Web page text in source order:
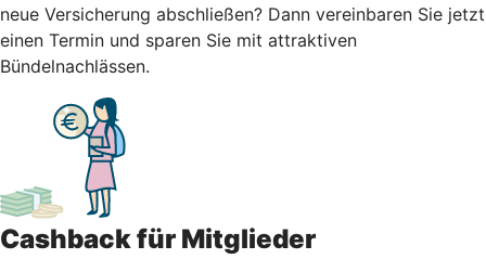
neue Versicherung abschließen? Dann vereinbaren Sie jetzt
einen Termin und sparen Sie mit attraktiven
Bündelnachlässen.
Cashback für Mitglieder